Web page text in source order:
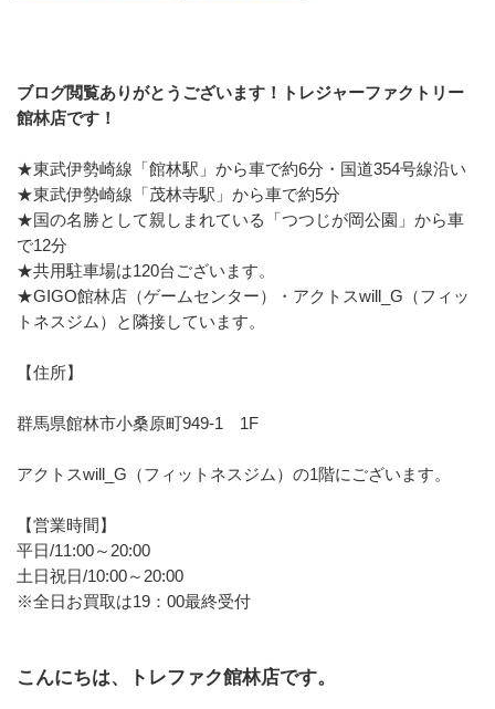
ブログ閲覧ありがとうございます！トレジャーファクトリー
館林店です！
★東武伊勢崎線「館林駅」から車で約6分・国道354号線沿い
★東武伊勢崎線「茂林寺駅」から車で約5分
★国の名勝として親しまれている「つつじが岡公園」から車
で12分
★共用駐車場は120台ございます。
★GIGO館林店（ゲームセンター）・アクトスwill_G（フィッ
トネスジム）と隣接しています。
【住所】
群馬県館林市小桑原町949-1　1F
アクトスwill_G（フィットネスジム）の1階にございます。
【営業時間】
平日/11:00～20:00
土日祝日/10:00～20:00
※全日お買取は19：00最終受付
こんにちは、トレファク館林店です。